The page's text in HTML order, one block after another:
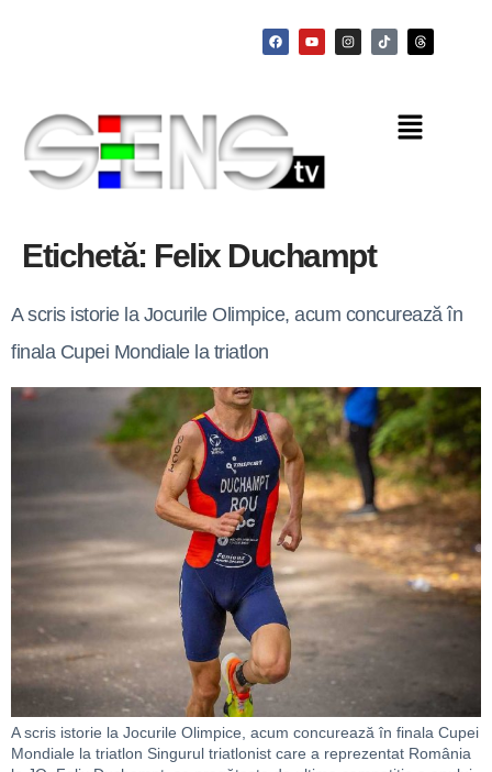
Etichetă: Felix Duchampt
A scris istorie la Jocurile Olimpice, acum concurează în
finala Cupei Mondiale la triatlon
A scris istorie la Jocurile Olimpice, acum concurează în finala Cupei
Mondiale la triatlon Singurul triatlonist care a reprezentat România